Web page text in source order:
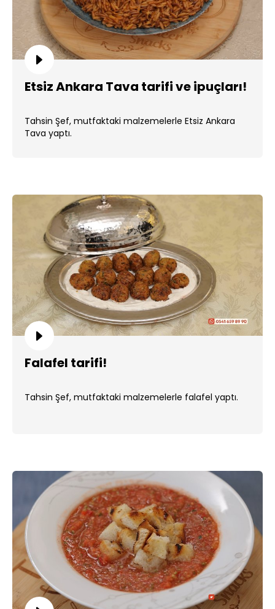
Etsiz Ankara Tava tarifi ve ipuçları!
Tahsin Şef, mutfaktaki malzemelerle Etsiz Ankara
Tava yaptı.
Falafel tarifi!
Tahsin Şef, mutfaktaki malzemelerle falafel yaptı.